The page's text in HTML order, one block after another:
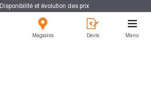
Disponibilité et évolution des prix
Magasins Devis Menu